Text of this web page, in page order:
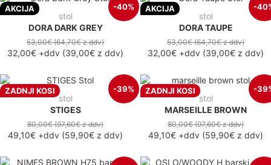
AKCIJA -40%
stol
DORA DARK GREY
53,00€(64,70€z ddv)
32,00€ +ddv (39,00€ z ddv)
AKCIJA -
stol
DORA TAUPE
53,00€(64,70€z ddv)
32,00€ +ddv (39,00€ z ddv)
ZADNJI KOSI -39%
stol
STIGES
80,00€(97,60€z ddv)
49,10€ +ddv (59,90€ z ddv)
ZADNJI KOSI -
stol
MARSEILLE BROWN
80,00€(97,60€z ddv)
49,10€ +ddv (59,90€ z ddv)